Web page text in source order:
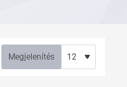
Megjelenítés